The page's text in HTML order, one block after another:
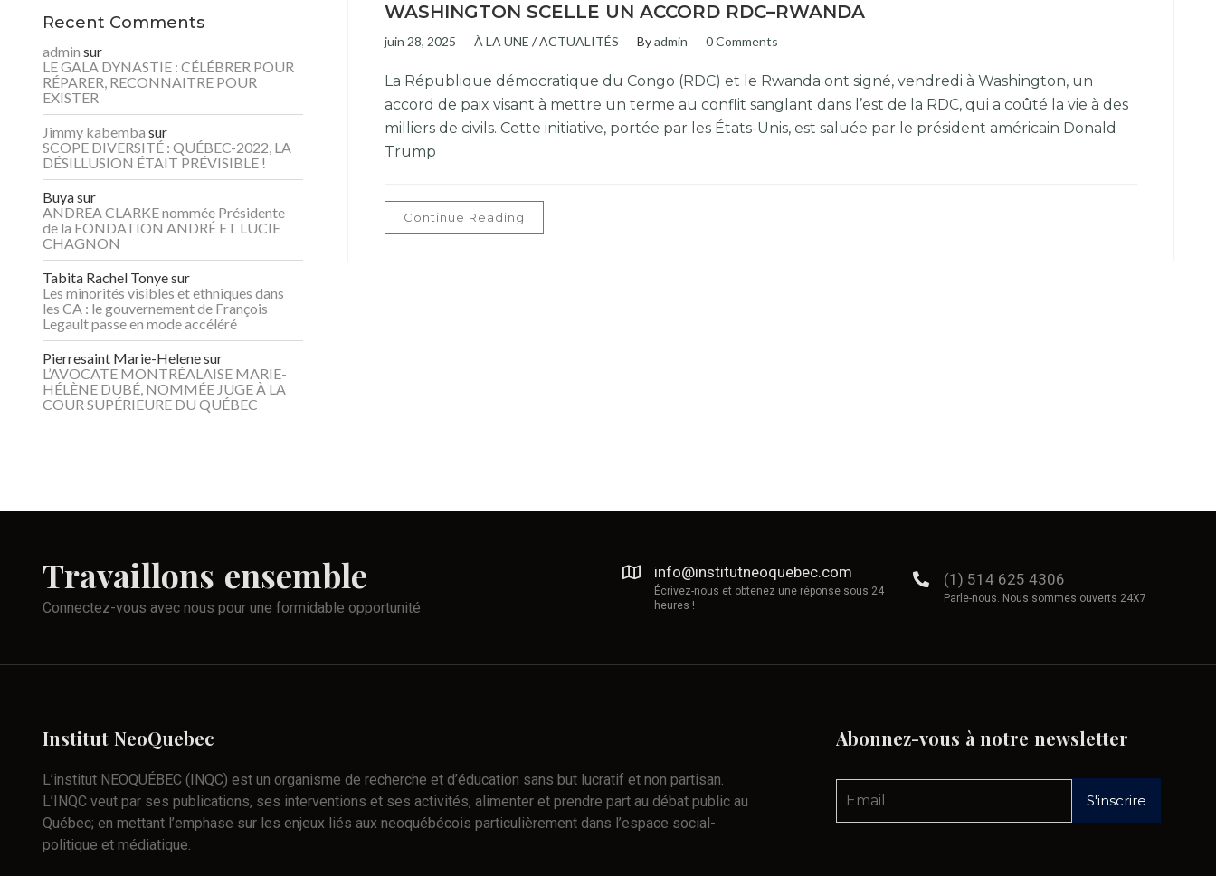
WASHINGTON SCELLE UN ACCORD RDC–RWANDA
juin 28, 2025 À LA UNE /ACTUALITÉS Byadmin 0 Comments
La République démocratique du Congo (RDC) et le Rwanda ont signé, vendredi à Washington, un
accord de paix visant à mettre un terme au conflit sanglant dans l’est de la RDC, qui a coûté la vie à des
milliers de civils. Cette initiative, portée par les États-Unis, est saluée par le président américain Donald
Trump
Continue Reading
Recent Comments
admin sur
LE GALA DYNASTIE : CÉLÉBRER POUR
RÉPARER, RECONNAITRE POUR
EXISTER
Jimmy kabemba sur
SCOPE DIVERSITÉ : QUÉBEC-2022, LA
DÉSILLUSION ÉTAIT PRÉVISIBLE !
Buyasur
ANDREA CLARKE nommée Présidente
de la FONDATION ANDRÉ ET LUCIE
CHAGNON
Tabita Rachel Tonyesur
Les minorités visibles et ethniques dans
les CA : le gouvernement de François
Legault passe en mode accéléré
Pierresaint Marie-Helenesur
L’AVOCATE MONTRÉALAISE MARIE-
HÉLÈNE DUBÉ, NOMMÉE JUGE À LA
COUR SUPÉRIEURE DU QUÉBEC
Travaillons ensemble
Connectez-vous avec nous pour une formidable opportunité
info@institutneoquebec.com
Écrivez-nous et obtenez une réponse sous 24
heures !
(1) 514 625 4306
Parle-nous. Nous sommes ouverts 24X7
Institut NeoQuebec
L’institut NEOQUÉBEC (INQC) est un organisme de recherche et d’éducation sans but lucratif et non partisan.
L’INQC veut par ses publications, ses interventions et ses activités, alimenter et prendre part au débat public au
Québec; en mettant l’emphase sur les enjeux liés aux neoquébécois particulièrement dans l’espace social-
politique et médiatique.
Abonnez-vous à notre newsletter